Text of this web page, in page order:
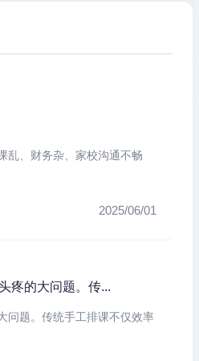
乱、财务杂、家校沟通不畅
2025/06/01
疼的大问题。传...
问题。传统手工排课不仅效率